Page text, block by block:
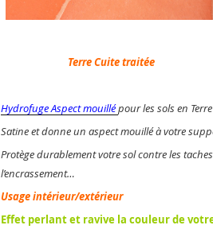
Terre Cuite traitée
Hydrofuge Aspect mouillépour les sols en
Satine et donne un aspect mouillé à votre
Protège durablement votre sol contre les
l’encrassement…
Usage intérieur/extérieur
Effet perlant et ravive la couleur de